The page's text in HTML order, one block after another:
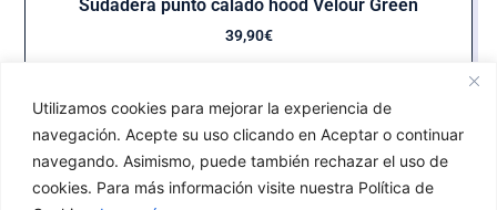
Utilizamos cookies para mejorar la experiencia de
navegación. Acepte su uso clicando en Aceptar o continuar
navegando. Asimismo, puede también rechazar el uso de
cookies. Para más información visite nuestra Política de
Sudadera punto calado hood Velour Green
39,90€